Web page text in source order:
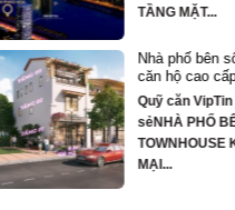
TẦNG MẶT...
Nhà phố bên
căn hộ cao cấp
Quỹ căn VipTin
sẻNHÀ PHỐ BÊN
TOWNHOUSE
MẠI...